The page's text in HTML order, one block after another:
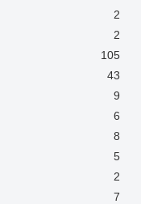
2
2
105
43
9
6
8
5
2
7